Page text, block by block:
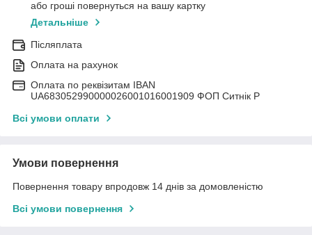
або гроші повернуться на вашу картку
Детальніше
Післяплата
Оплата на рахунок
Оплата по реквізитам IBAN
UА683052990000026001016001909 ФОП Ситнік Р
Всі умови оплати
Умови повернення
Повернення товару впродовж 14 днів за домовленістю
Всі умови повернення